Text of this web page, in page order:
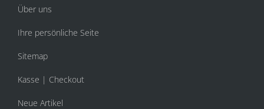
Über uns
Ihre persönliche Seite
Sitemap
Kasse | Checkout
Neue Artikel